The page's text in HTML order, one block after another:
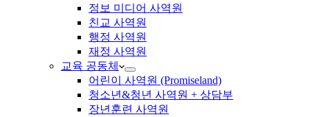
정보 미디어 사역원
친교 사역원
행정 사역원
재정 사역원
교육 공동체
어린이 사역원 (Promiseland)
청소년&청년 사역원 + 상담부
장년훈련 사역원